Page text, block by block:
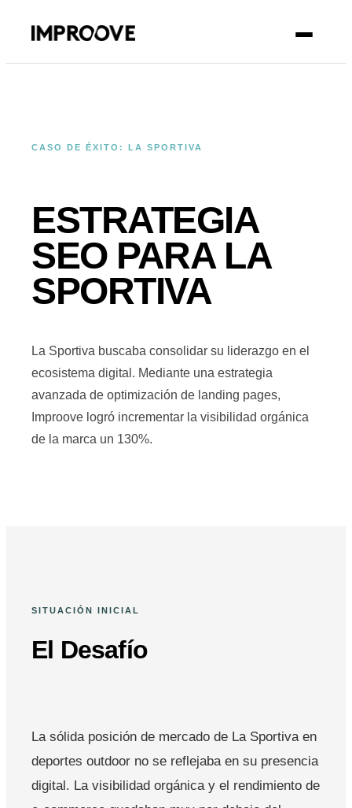
CASO DE ÉXITO: LA SPORTIVA
ESTRATEGIA
SEO PARA LA
SPORTIVA
La Sportiva buscaba consolidar su liderazgo en el
ecosistema digital. Mediante una estrategia
avanzada de optimización de landing pages,
Improove logró incrementar la visibilidad orgánica
de la marca un 130%.
SITUACIÓN INICIAL
El Desafío
La sólida posición de mercado de La Sportiva en
deportes outdoor no se reflejaba en su presencia
digital. La visibilidad orgánica y el rendimiento de